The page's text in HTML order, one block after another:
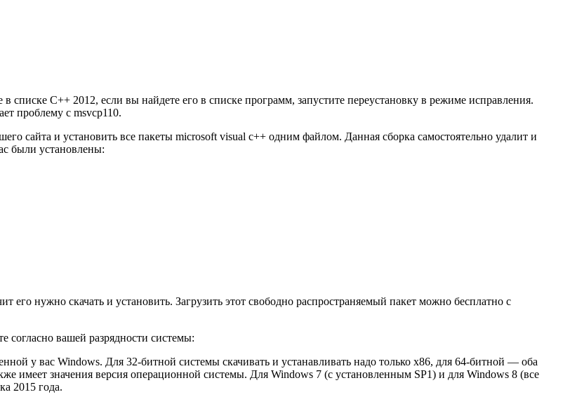
списке C++ 2012, если вы найдете его в списке программ, запустите переустановку в режиме исправления.
проблему с msvcp110.
сайта и установить все пакеты microsoft visual c++ одним файлом. Данная сборка самостоятельно удалит и
были установлены:
его нужно скачать и установить. Загрузить этот свободно распространяемый пакет можно бесплатно с
согласно вашей разрядности системы:
у вас Windows. Для 32-битной системы скачивать и устанавливать надо только х86, для 64-битной — оба
имеет значения версия операционной системы. Для Windows 7 (с установленным SP1) и для Windows 8 (все
2015 года.